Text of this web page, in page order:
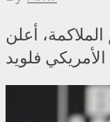
أعلن